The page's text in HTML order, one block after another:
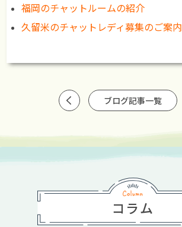
福岡のチャットルームの紹介
久留米のチャットレディ募集のご案内
ブログ記事一覧
コラム